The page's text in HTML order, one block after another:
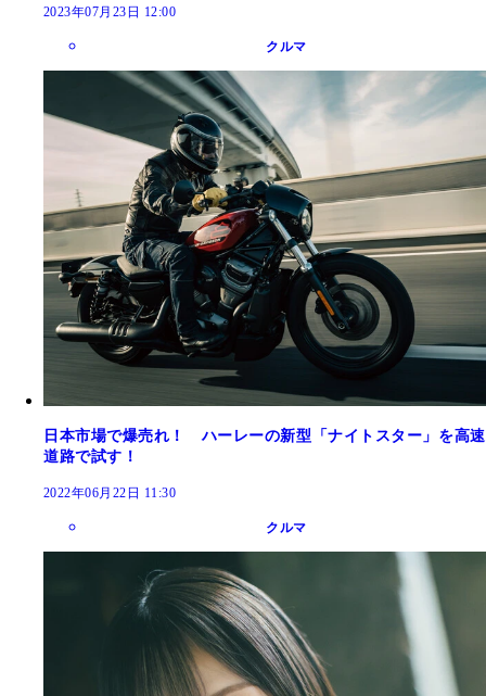
2023年07月23日 12:00
クルマ
日本市場で爆売れ！ ハーレーの新型「ナイトスター」を高速
道路で試す！
2022年06月22日 11:30
クルマ